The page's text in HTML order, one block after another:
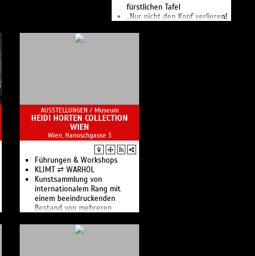
fürstlichen Tafel
„Nur nicht den Kopf verlieren!
furchtlose Heldinnen“
Ausstellungen im Schloss
Burg Forchtenstein, Schloss
Margarethen
AUSSTELLUNGEN / Museum
HEIDI HORTEN COLLECTION
WIEN
Wien, Hanuschgasse 3
Führungen & Workshops
KLIMT ⇄ WARHOL
Kunstsammlung von
internationalem Rang mit
einem beeindruckenden
Bestand von mehreren
Skulpturen und Grafiken